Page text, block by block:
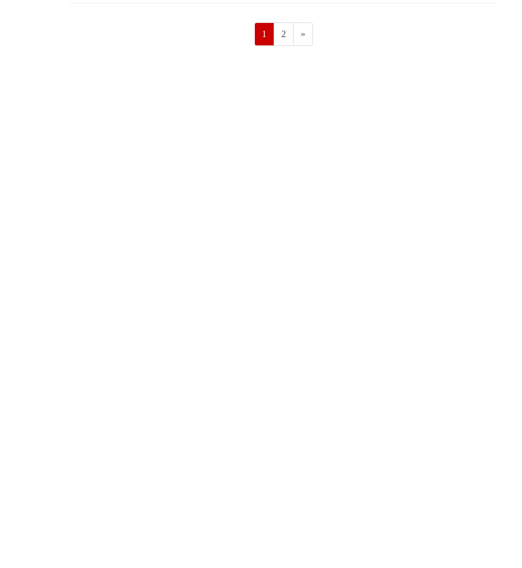
固
定
1
固
定
2 »